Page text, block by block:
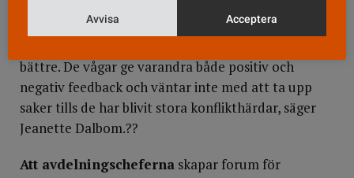
— Efter två år får jag nu höra i utvecklingssamtalen
bättre. De vågar ge varandra både positiv och
negativ feedback och väntar inte med att ta upp
saker tills de har blivit stora konflikthärdar, säger
Jeanette Dalbom.??
Att avdelningscheferna skapar forum för
Avvisa Acceptera